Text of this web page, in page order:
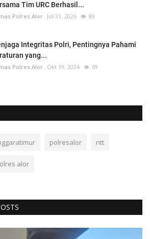
Tim URC Berhasil...
Polres Alor Jul 31, 2026 80
Integritas Polri, Pentingnya Pahami
yang...
Polres Alor Okt 19, 2024 69
polresalor ntt
alor